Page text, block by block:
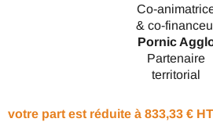
Co-
& co-
Pornic
Partenaire
territorial
votre part est réduite à 833,33 €